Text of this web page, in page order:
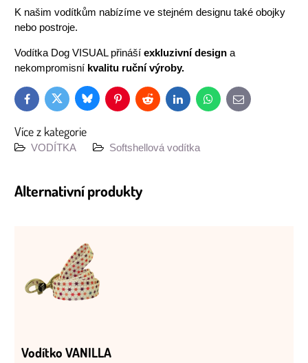
K našim vodítkům nabízíme ve stejném designu také obojky
nebo postroje.
Vodítka Dog VISUAL přináší exkluzivní design a
nekompromisní kvalitu ruční výroby.
FacebookTwitter BlueskyPinterestReddit LinkedInWhatsApp
E-
mail
Více z kategorie
VODÍTKA Softshellová vodítka
Alternativní produkty
Vodítko VANILLA